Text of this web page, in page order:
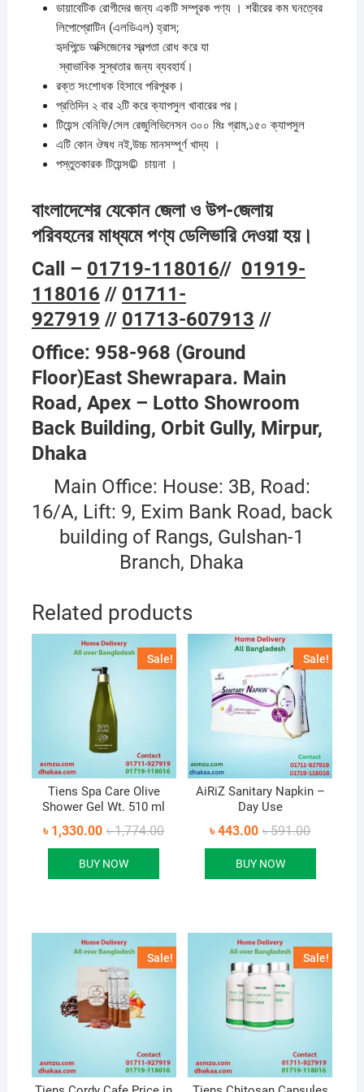
ডায়াবেটিক রোগীদের জন্য একটি সম্পূরক পণ্য । শরীরের কম ঘনত্বের
লিপোপ্রোটিন (এলডিএল) হ্রাস;
হৃদপিন্ডে অক্সিজেনের স্বল্পতা রোধ করে যা
স্বাভাবিক সুস্থতার জন্য ব্যবহার্য।
রক্ত সংশোধক হিসাবে পরিপূরক।
প্রতিদিন ২ বার ২টি করে ক্যাপসুল খাবারের পর।
টিয়েন্স বেনিফি/সেল রেজুলিভিনেসন ৩০০ মিঃ গ্রাম,১৫০ ক্যাপসুল
এটি কোন ঔষধ নই,উচ্চ মানসম্পূর্ণ খাদ্য ।
পস্তুতকারক টিয়েন্স© চায়না ।
বাংলাদেশের যেকোন জেলা ও উপ-জেলায়
পরিবহনের মাধ্যমে পণ্য ডেলিভারি দেওয়া হয়।
Call – 01719-118016// 01919-
118016 // 01711-
927919 // 01713-607913 //
Office: 958-968 (Ground
Floor)East Shewrapara. Main
Road, Apex – Lotto Showroom
Back Building, Orbit Gully, Mirpur,
Dhaka
Main Office: House: 3B, Road:
16/A, Lift: 9, Exim Bank Road, back
building of Rangs, Gulshan-1
Branch, Dhaka
Related products
Sale!
Tiens Spa Care Olive
Shower Gel Wt. 510 ml
৳1,774.00Original
৳ 1,330.00
Current
BUY NOW
Sale!
AiRiZ Sanitary Napkin –
Day Use
৳591.00Original
৳443.00
Current
BUY NOW
Sale! Sale!